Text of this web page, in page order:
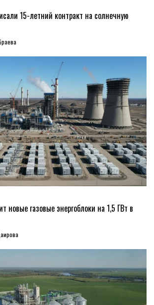
15-летний контракт на солнечную
новые газовые энергоблоки на 1,5 ГВт в